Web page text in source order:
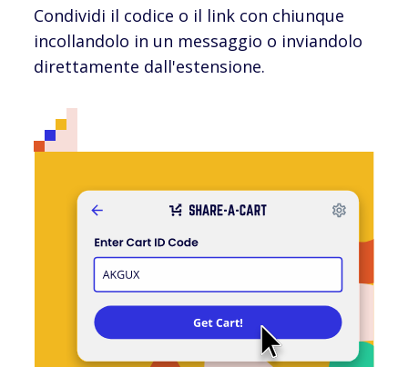
Condividi il codice o il link con chiunque
incollandolo in un messaggio o inviandolo
direttamente dall'estensione.